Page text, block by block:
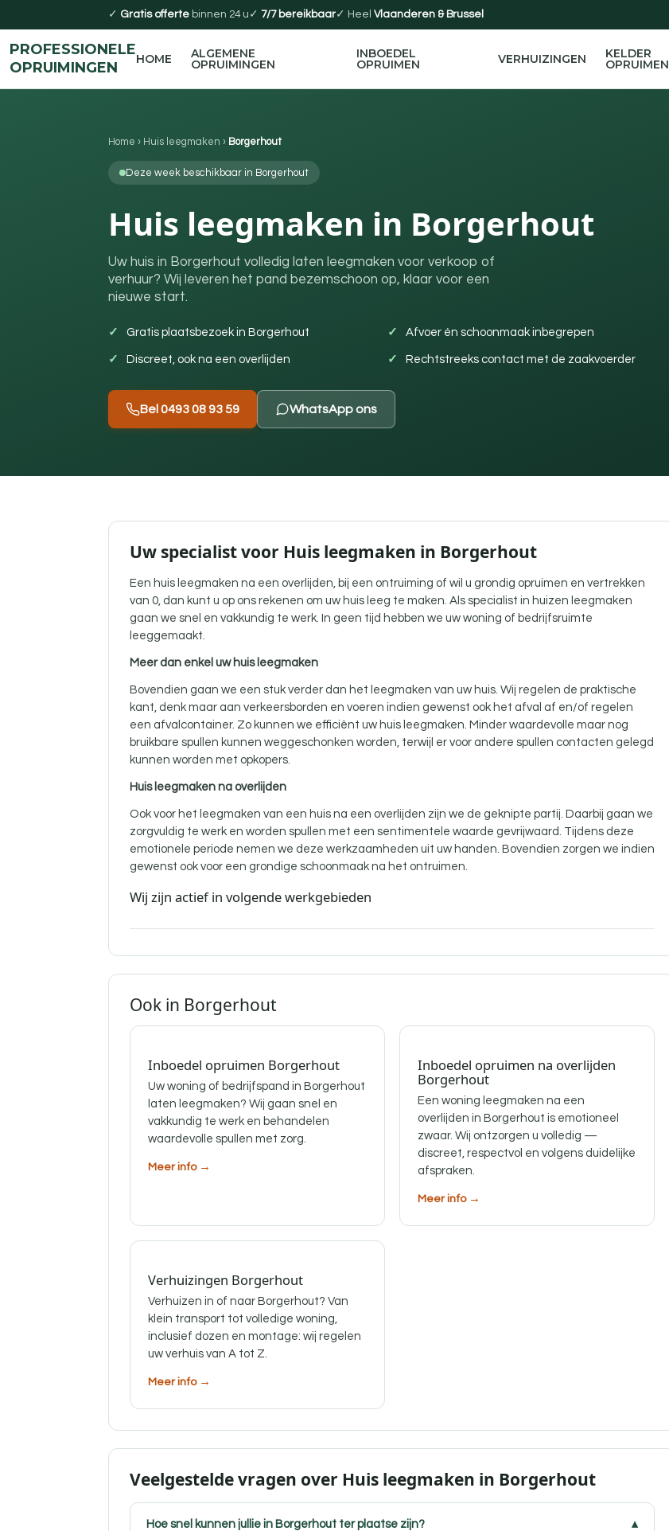
✓ Gratis offerte binnen 24 u ✓ 7/7 bereikbaar✓ Heel Vlaanderen & Brussel
PROFESSIONELE
OPRUIMINGEN
HOME ALGEMENE
OPRUIMINGEN
INBOEDEL
OPRUIMEN VERHUIZINGEN KELDER
OPRUIMEN
Home › Huis leegmaken › Borgerhout
Deze week beschikbaar in Borgerhout
Huis leegmaken in Borgerhout
Uw huis in Borgerhout volledig laten leegmaken voor verkoop of
verhuur? Wij leveren het pand bezemschoon op, klaar voor een
nieuwe start.
Gratis plaatsbezoek in Borgerhout Afvoer én schoonmaak inbegrepen
Discreet, ook na een overlijden Rechtstreeks contact met de zaakvoerder
Bel 0493 08 93 59 WhatsApp ons
Uw specialist voor Huis leegmaken in Borgerhout
Een huis leegmaken na een overlijden, bij een ontruiming of wil u grondig opruimen en vertrekken
van 0, dan kunt u op ons rekenen om uw huis leeg te maken. Als specialist in huizen leegmaken
gaan we snel en vakkundig te werk. In geen tijd hebben we uw woning of bedrijfsruimte
leeggemaakt.
Meer dan enkel uw huis leegmaken
Bovendien gaan we een stuk verder dan het leegmaken van uw huis. Wij regelen de praktische
kant, denk maar aan verkeersborden en voeren indien gewenst ook het afval af en/of regelen
een afvalcontainer. Zo kunnen we efficiënt uw huis leegmaken. Minder waardevolle maar nog
bruikbare spullen kunnen weggeschonken worden, terwijl er voor andere spullen contacten gelegd
kunnen worden met opkopers.
Huis leegmaken na overlijden
Ook voor het leegmaken van een huis na een overlijden zijn we de geknipte partij. Daarbij gaan we
zorgvuldig te werk en worden spullen met een sentimentele waarde gevrijwaard. Tijdens deze
emotionele periode nemen we deze werkzaamheden uit uw handen. Bovendien zorgen we indien
gewenst ook voor een grondige schoonmaak na het ontruimen.
Wij zijn actief in volgende werkgebieden
Ook in Borgerhout
Inboedel opruimen Borgerhout
Uw woning of bedrijfspand in Borgerhout
laten leegmaken? Wij gaan snel en
vakkundig te werk en behandelen
waardevolle spullen met zorg.
Meer info →
Inboedel opruimen na overlijden
Borgerhout
Een woning leegmaken na een
overlijden in Borgerhout is emotioneel
zwaar. Wij ontzorgen u volledig —
discreet, respectvol en volgens duidelijke
afspraken.
Meer info →
Verhuizingen Borgerhout
Verhuizen in of naar Borgerhout? Van
klein transport tot volledige woning,
inclusief dozen en montage: wij regelen
uw verhuis van A tot Z.
Meer info →
Veelgestelde vragen over Huis leegmaken in Borgerhout
Hoe snel kunnen jullie in Borgerhout ter plaatse zijn?